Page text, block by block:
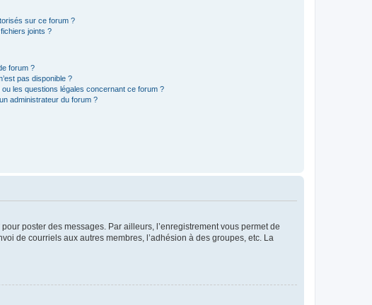
sur ce forum ?
joints ?
forum ?
pas disponible ?
les questions légales concernant ce forum ?
administrateur du forum ?
poster des messages. Par ailleurs, l’enregistrement vous permet de
de courriels aux autres membres, l’adhésion à des groupes, etc. La